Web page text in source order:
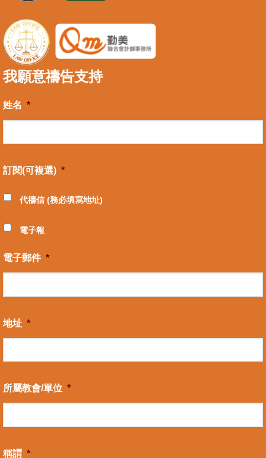
我願意禱告支持
姓名 *
訂閱(可複選) *
代禱信 (務必填寫地址)
電子報
電子郵件 *
地址 *
所屬教會/單位 *
稱謂 *